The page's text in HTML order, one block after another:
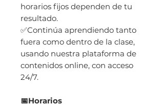
horarios fijos dependen de tu
resultado.
✅Continúa aprendiendo tanto
fuera como dentro de la clase,
usando nuestra plataforma de
contenidos online, con acceso
24/7.
📅Horarios